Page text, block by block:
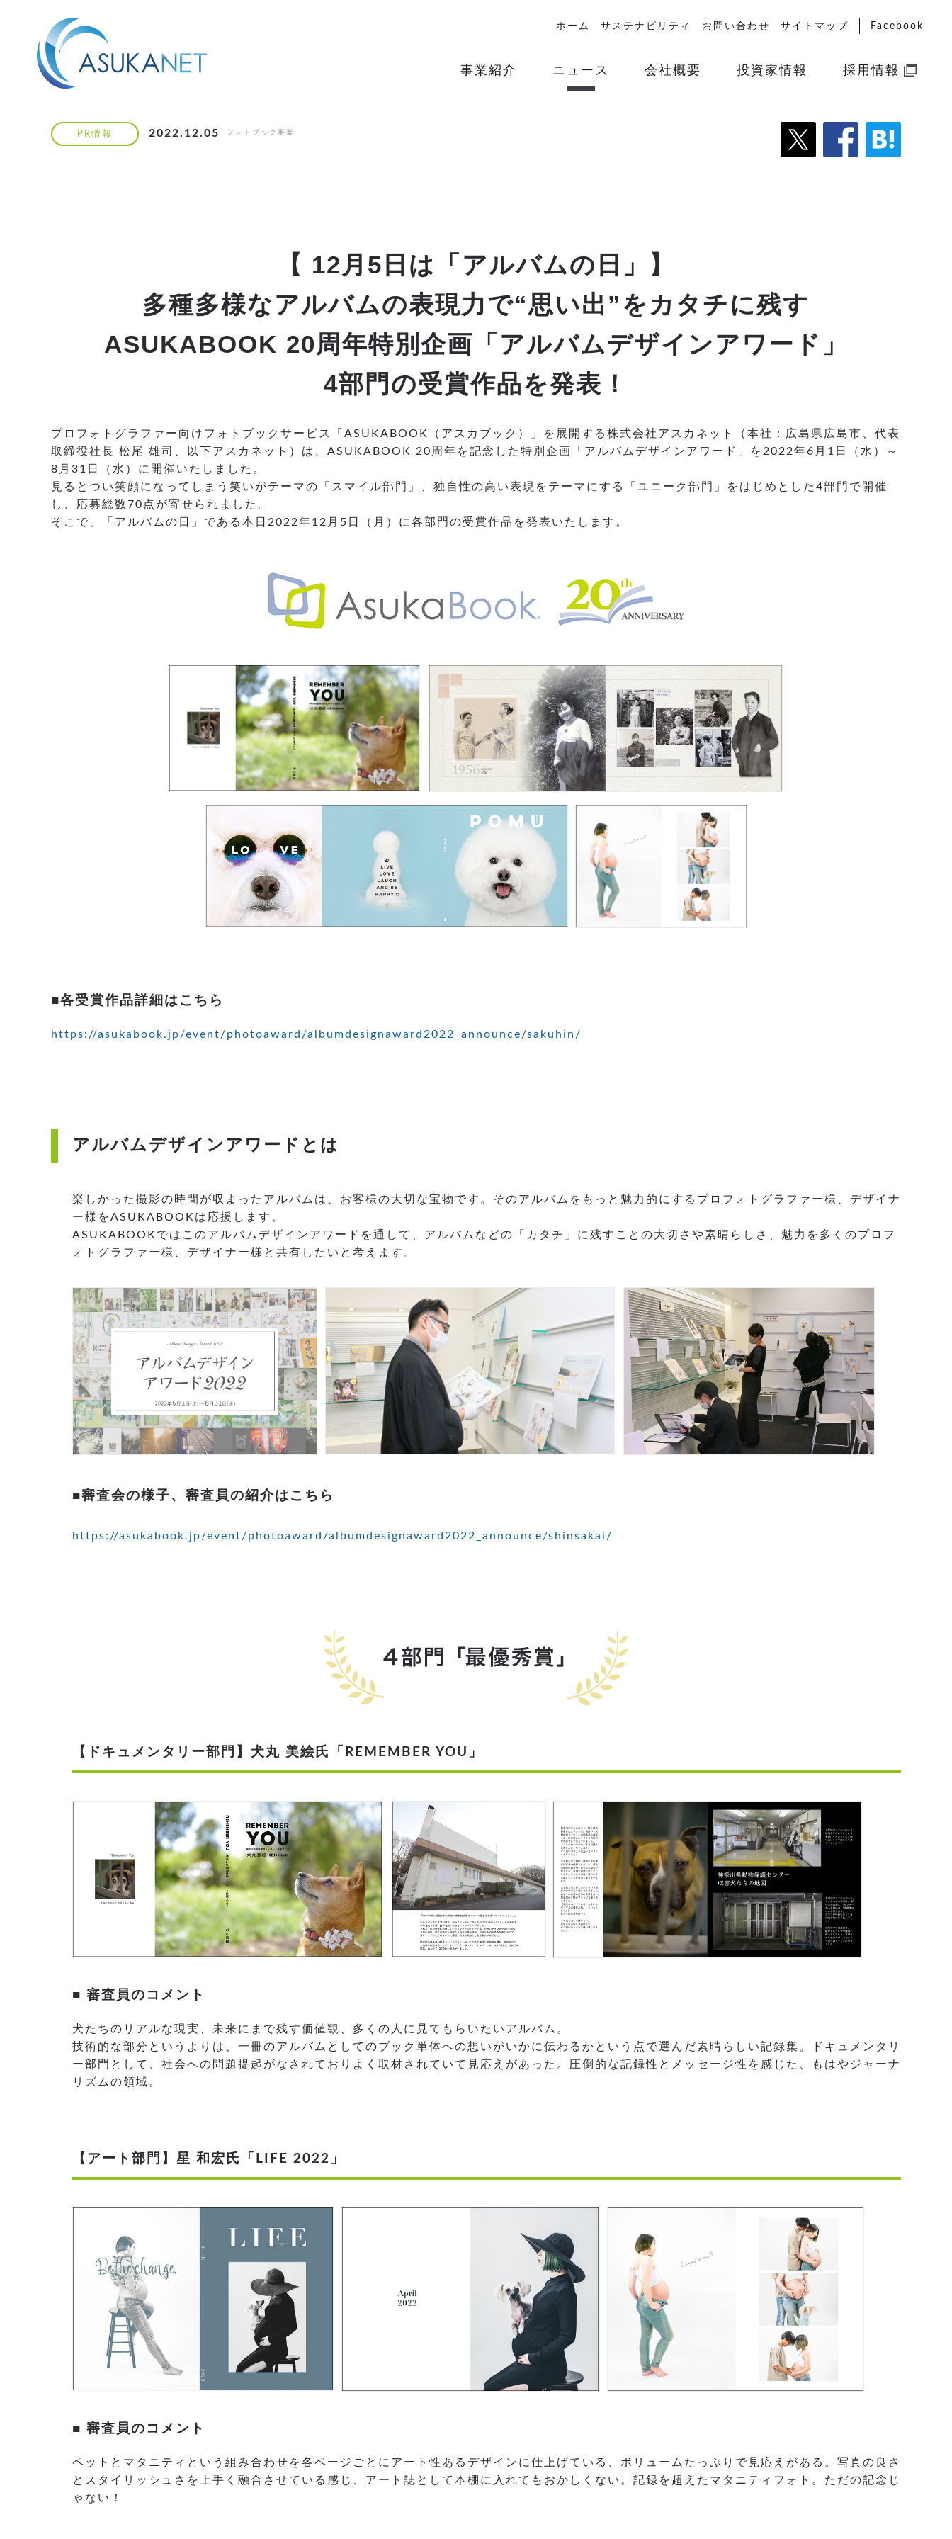
ホーム サステナビリティ お問い合わせ サイトマップ Facebook
事業紹介 ニュース 会社概要 投資家情報 採用情報
PR情報 2022.12.05 フォトブック事業
【 12月5日は「アルバムの日」】
多種多様なアルバムの表現力で“思い出”をカタチに残す
ASUKABOOK 20周年特別企画「アルバムデザインアワード」
4部門の受賞作品を発表！
プロフォトグラファー向けフォトブックサービス「ASUKABOOK（アスカブック）」を展開する株式会社アスカネット（本社：広島県広島市、代表
取締役社長 松尾 雄司、以下アスカネット）は、ASUKABOOK 20周年を記念した特別企画「アルバムデザインアワード」を2022年6月1日（水）～
8月31日（水）に開催いたしました。
見るとつい笑顔になってしまう笑いがテーマの「スマイル部門」、独自性の高い表現をテーマにする「ユニーク部門」をはじめとした4部門で開催
し、応募総数70点が寄せられました。
そこで、「アルバムの日」である本日2022年12月5日（月）に各部門の受賞作品を発表いたします。
■各受賞作品詳細はこちら
https://asukabook.jp/event/photoaward/albumdesignaward2022_announce/sakuhin/
アルバムデザインアワードとは
楽しかった撮影の時間が収まったアルバムは、お客様の大切な宝物です。そのアルバムをもっと魅力的にするプロフォトグラファー様、デザイナ
ー様をASUKABOOKは応援します。
ASUKABOOKではこのアルバムデザインアワードを通して、アルバムなどの「カタチ」に残すことの大切さや素晴らしさ、魅力を多くのプロフ
ォトグラファー様、デザイナー様と共有したいと考えます。
■審査会の様子、審査員の紹介はこちら
https://asukabook.jp/event/photoaward/albumdesignaward2022_announce/shinsakai/
【ドキュメンタリー部門】犬丸 美絵氏「REMEMBER YOU」
■ 審査員のコメント
犬たちのリアルな現実、未来にまで残す価値観、多くの人に見てもらいたいアルバム。
技術的な部分というよりは、一冊のアルバムとしてのブック単体への想いがいかに伝わるかという点で選んだ素晴らしい記録集。ドキュメンタリ
ー部門として、社会への問題提起がなされておりよく取材されていて見応えがあった。圧倒的な記録性とメッセージ性を感じた、もはやジャーナ
リズムの領域。
【アート部門】星 和宏氏「LIFE 2022」
■ 審査員のコメント
ペットとマタニティという組み合わせを各ページごとにアート性あるデザインに仕上げている、ボリュームたっぷりで見応えがある。写真の良さ
とスタイリッシュさを上手く融合させている感じ、アート誌として本棚に入れてもおかしくない。記録を超えたマタニティフォト。ただの記念じ
ゃない！